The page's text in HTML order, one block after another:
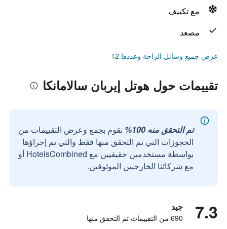
مع تكييف
مصعد
عرض جميع وسائل الراحة وعددها 12
تقييمات حول هوتل إيربان سالامانكا
تم التحقق منه 100%
نقوم بجمع وعرض التقييمات من
الحجوزات التي تم التحقق منها فقط والتي تم إجراؤها
بواسطة مستخدمين حقيقيين مع HotelsCombined أو
مع شركائنا الخارجيين الموثوقين.
7.3 جيد
690 من التقييمات تم التحقق منها